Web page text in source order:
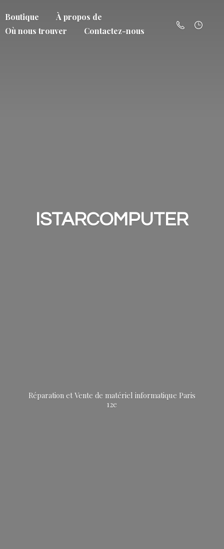
Boutique
À propos de
Où nous trouver
Contactez-nous
ISTARCOMPUTER
Réparation et Vente de matériel informatique Paris
12e